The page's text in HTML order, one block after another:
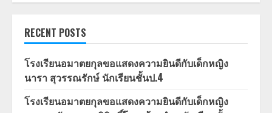
RECENT POSTS
โรงเรียนอมาตยกุลขอแสดงความยินดีกับเด็กหญิง
นารา สุวรรณรักษ์ นักเรียนชั้นป.4
โรงเรียนอมาตยกุลขอแสดงความยินดีกับเด็กหญิง